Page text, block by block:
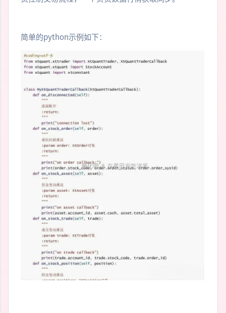
简单的python示例如下：